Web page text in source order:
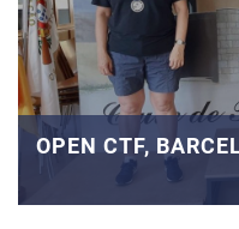
OPEN CTF,